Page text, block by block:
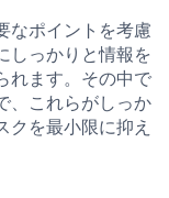
なポイントを考慮
しっかりと情報を
れます。その中で
、これらがしっか
クを最小限に抑え